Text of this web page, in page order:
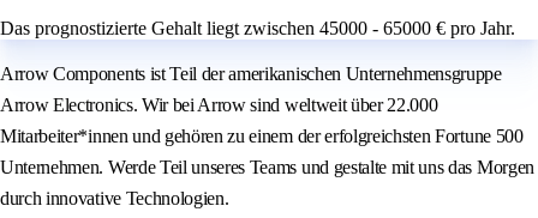
Das prognostizierte Gehalt liegt zwischen 45000 - 65000 € pro Jahr.
Arrow Components ist Teil der amerikanischen Unternehmensgruppe
Arrow Electronics. Wir bei Arrow sind weltweit über 22.000
Mitarbeiter*innen und gehören zu einem der erfolgreichsten Fortune 500
Unternehmen. Werde Teil unseres Teams und gestalte mit uns das Morgen
durch innovative Technologien.